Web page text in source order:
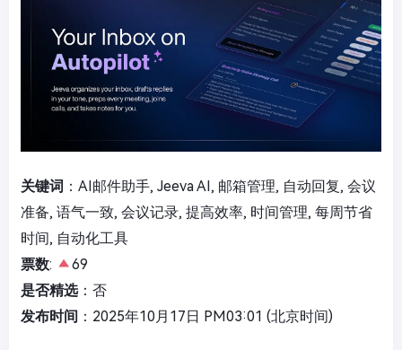
关键词 ：AI邮件助手, Jeeva AI, 邮箱管理, 自动回复, 会议
准备, 语气一致, 会议记录, 提高效率, 时间管理, 每周节省
时间, 自动化工具
票数:
69
是否精选：否
发布时间 ：2025年10月17日 PM03:01 (北京时间)